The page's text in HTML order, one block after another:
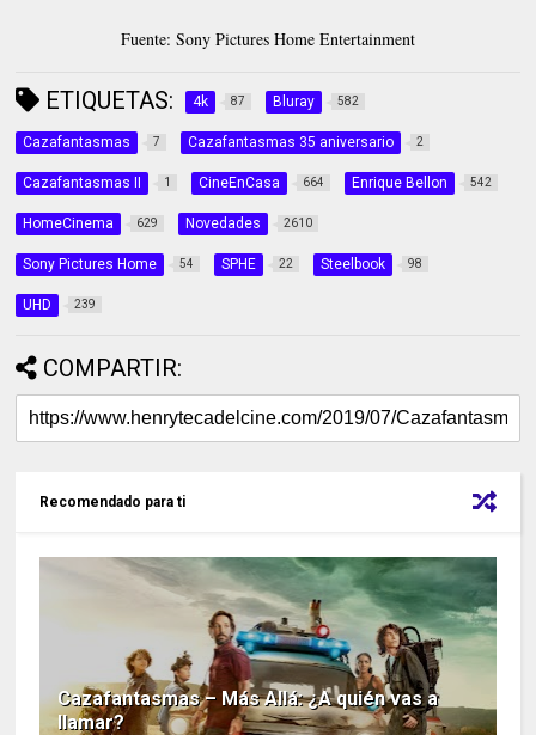
Fuente: Sony Pictures Home Entertainment
ETIQUETAS: 4k 87 Bluray 582
Cazafantasmas 7 Cazafantasmas 35 aniversario 2
Cazafantasmas II 1 CineEnCasa 664 Enrique Bellon 542
HomeCinema 629 Novedades 2610
Sony Pictures Home 54 SPHE 22 Steelbook 98
UHD 239
COMPARTIR:
Recomendado para ti
Cazafantasmas – Más Allá: ¿A quién vas a
llamar?